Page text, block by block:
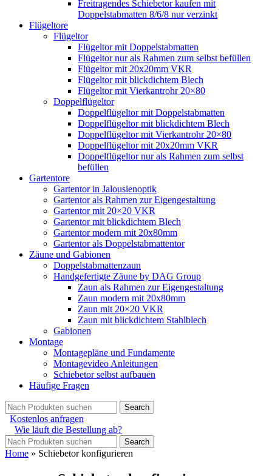
Freitragendes Schiebetor kaufen mit
Doppelstabmatten 8/6/8 nur verzinkt
Flügeltore
Flügeltor
Flügeltor mit Doppelstabmatten
Flügeltor nur als Rahmen zum selbst befüllen
Flügeltor mit 20x20mm VKR
Flügeltor mit blickdichtem Blech
Flügeltor mit Vierkantrohr 20×80
Doppelflügeltor
Doppelflügeltor mit Doppelstabmatten
Doppelflügeltor mit blickdichtem Blech
Doppelflügeltor mit Vierkantrohr 20×80
Doppelflügeltor mit 20x20mm VKR
Doppelflügeltor nur als Rahmen zum selbst
befüllen
Gartentore
Gartentor in Jalousienoptik
Gartentor als Rahmen zur Eigengestaltung
Gartentor mit 20×20 VKR
Gartentor mit blickdichtem Blech
Gartentor modern mit 20x80mm
Gartentor als Doppelstabmattentor
Zäune und Gabionen
Doppelstabmattenzaun
Handgefertigte Zäune by DAG Group
Zaun als Rahmen zur Eigengestaltung
Zaun modern mit 20x80mm
Zaun mit 20×20 VKR
Zaun mit blickdichtem Stahlblech
Gabionen
Montage
Montagepläne und Fundamente
Montagevideo Anleitungen
Schiebetor selbst aufbauen
Häufige Fragen
Search
Kostenlos anfragen
Wie läuft die Bestellung ab?
Search
Home » Schiebetor konfigurieren